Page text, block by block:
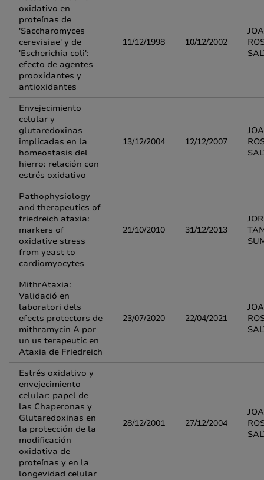
oxidativo en
proteínas de
'Saccharomyces
cerevisiae' y de
'Escherichia coli':
efecto de agentes
prooxidantes y
antioxidantes
11/12/1998 10/12/2002
Envejecimiento
celular y
glutaredoxinas
implicadas en la
homeostasis del
hierro: relación con
estrés oxidativo
13/12/2004 12/12/2007
Pathophysiology
and therapeutics of
friedreich ataxia:
markers of
oxidative stress
from yeast to
cardiomyocytes
21/10/2010 31/12/2013
MithrAtaxia:
Validació en
laboratori dels
efects protectors de
mithramycin A por
un us terapeutic en
Ataxia de Friedreich
23/07/2020 22/04/2021
Estrés oxidativo y
envejecimiento
celular: papel de
las Chaperonas y
Glutaredoxinas en
la protección de la
modificación
oxidativa de
proteínas y en la
longevidad celular
28/12/2001 27/12/2004